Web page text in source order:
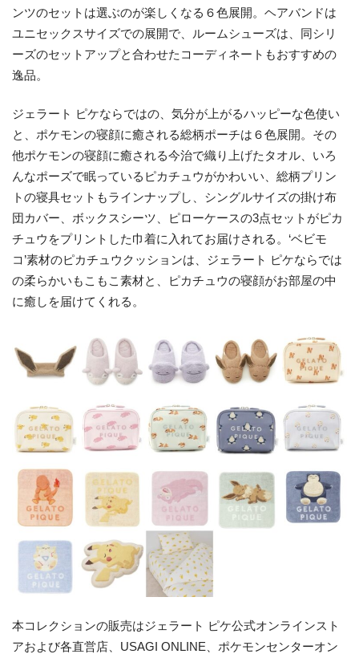
ンツのセットは選ぶのが楽しくなる６色展開。ヘアバンドは
ユニセックスサイズでの展開で、ルームシューズは、同シリ
ーズのセットアップと合わせたコーディネートもおすすめの
逸品。
ジェラート ピケならではの、気分が上がるハッピーな色使い
と、ポケモンの寝顔に癒される総柄ポーチは６色展開。その
他ポケモンの寝顔に癒される今治で織り上げたタオル、いろ
んなポーズで眠っているピカチュウがかわいい、総柄プリン
トの寝具セットもラインナップし、シングルサイズの掛け布
団カバー、ボックスシーツ、ピローケースの3点セットがピカ
チュウをプリントした巾着に入れてお届けされる。‘ベビモ
コ’素材のピカチュウクッションは、ジェラート ピケならでは
の柔らかいもこもこ素材と、ピカチュウの寝顔がお部屋の中
に癒しを届けてくれる。
本コレクションの販売はジェラート ピケ公式オンラインスト
アおよび各直営店、USAGI ONLINE、ポケモンセンターオン